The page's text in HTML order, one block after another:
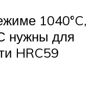
1040°C,
нужны для
HRC59